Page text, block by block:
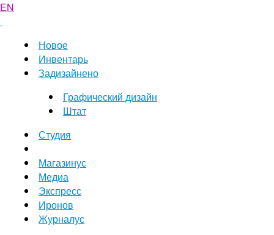
EN
Новое
Инвентарь
Задизайнено
Графический дизайн
Штат
Студия
Магазинус
Медиа
Экспресс
Иронов
Журналус